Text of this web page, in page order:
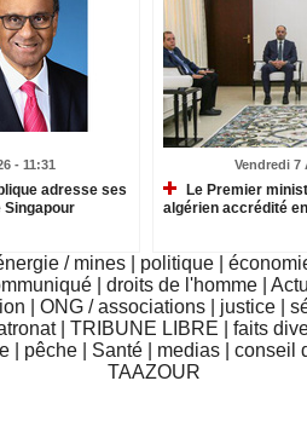
- 11:31
adresse ses
Singapour
Vendredi 7
Le Premier
algérien accrédité
/ mines politique
|droits de l'homme |
ONG / associations justice
TRIBUNE LIBRE
faits
pêche Santé medias |conseil
TAAZOUR